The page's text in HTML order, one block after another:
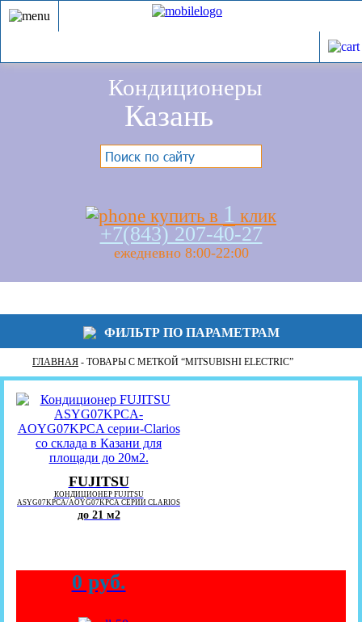
Кондиционеры
Казань
купить в 1 клик
+7(843) 207-40-27
ежедневно 8:00-22:00
ФИЛЬТР ПО ПАРАМЕТРАМ
ГЛАВНАЯ - ТОВАРЫ С МЕТКОЙ “MITSUBISHI ELECTRIC”
FUJITSU
КОНДИЦИОНЕР FUJITSU
ASYG07KPCA/AOYG07KPCA СЕРИИ CLARIOS
до 21 м2
0 руб.